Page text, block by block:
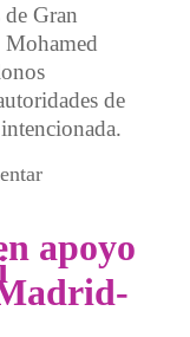
Gran
Mohamed
de
a Takbar Haddi
apoyo